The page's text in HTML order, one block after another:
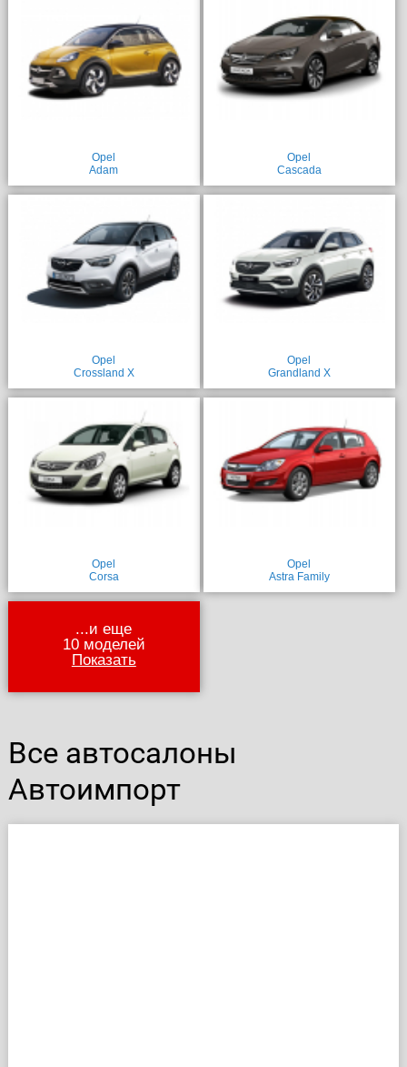
Opel
Adam
Opel
Cascada
Opel
Crossland X
Opel
Grandland X
Opel
Corsa
Opel
Astra Family
...и еще
10 моделей
Показать
Все автосалоны
Автоимпорт